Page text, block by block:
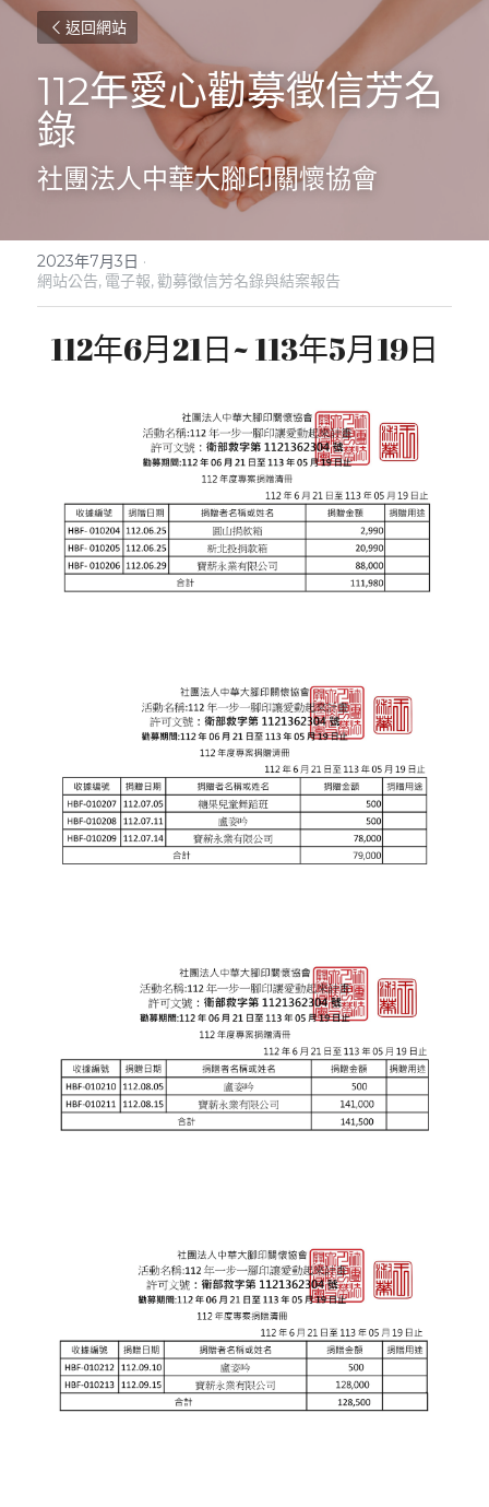
返回網站
112年愛心勸募徵信芳名
錄
社團法人中華大腳印關懷協會
2023年7月3日 ·
網站公告, 電子報,勸募徵信芳名錄與結案報告
112年6月21日~ 113年5月19日